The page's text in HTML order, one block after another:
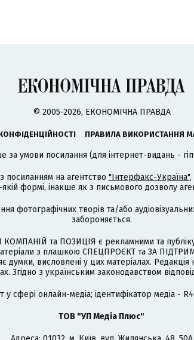
© 2005-2026, ЕКОНОМІЧНА ПРАВДА
ПРАВИЛА ВИКОРИСТАННЯ
за умови посилання (для інтернет-видань -
посиланням на агентство "Інтерфакс-Україна",
формі, інакше як з письмового дозволу
фотографічних творів та/або
забороняється.
та ПОЗИЦІЯ є рекламними та
з плашкою СПЕЦПРОЄКТ та ЗА
думки, висловлені у цих матеріалах. Редакція
Згідно з українським законодавством
у сфері онлайн-медіа; ідентифікатор медіа -
ТОВ "УП Медіа Плюс"